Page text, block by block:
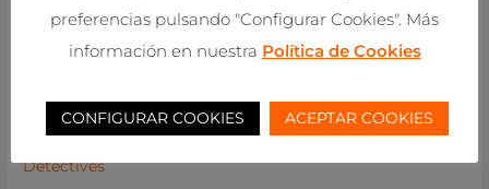
Categorías
Caligrafia
Derecho
Detectives
preferencias pulsando "Configurar Cookies". Más
información en nuestra Política de Cookies
CONFIGURAR COOKIES ACEPTAR COOKIES